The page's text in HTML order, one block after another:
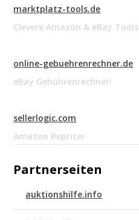
marktplatz-tools.de
Clevere Amazon & eBay Tools
online-gebuehrenrechner.de
eBay Gebührenrechner!
sellerlogic.com
Amazon Repricer
Partnerseiten
auktionshilfe.info